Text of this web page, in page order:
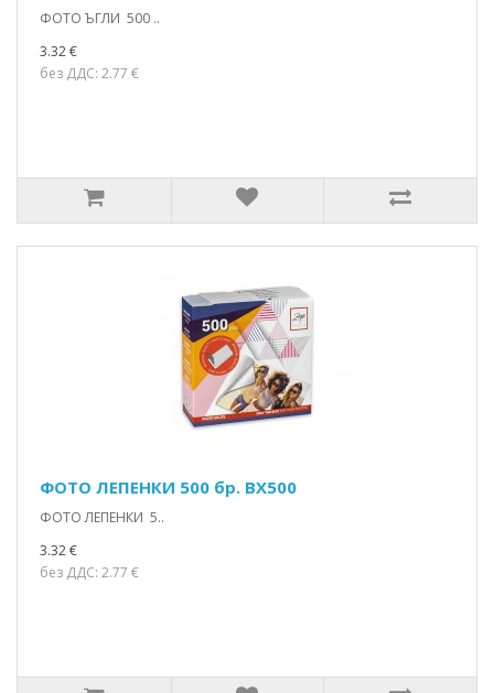
ФОТО ЪГЛИ 500 ..
3.32 €
без ДДС: 2.77 €
ФОТО ЛЕПЕНКИ 500 бр. BX500
ФОТО ЛЕПЕНКИ 5..
3.32 €
без ДДС: 2.77 €